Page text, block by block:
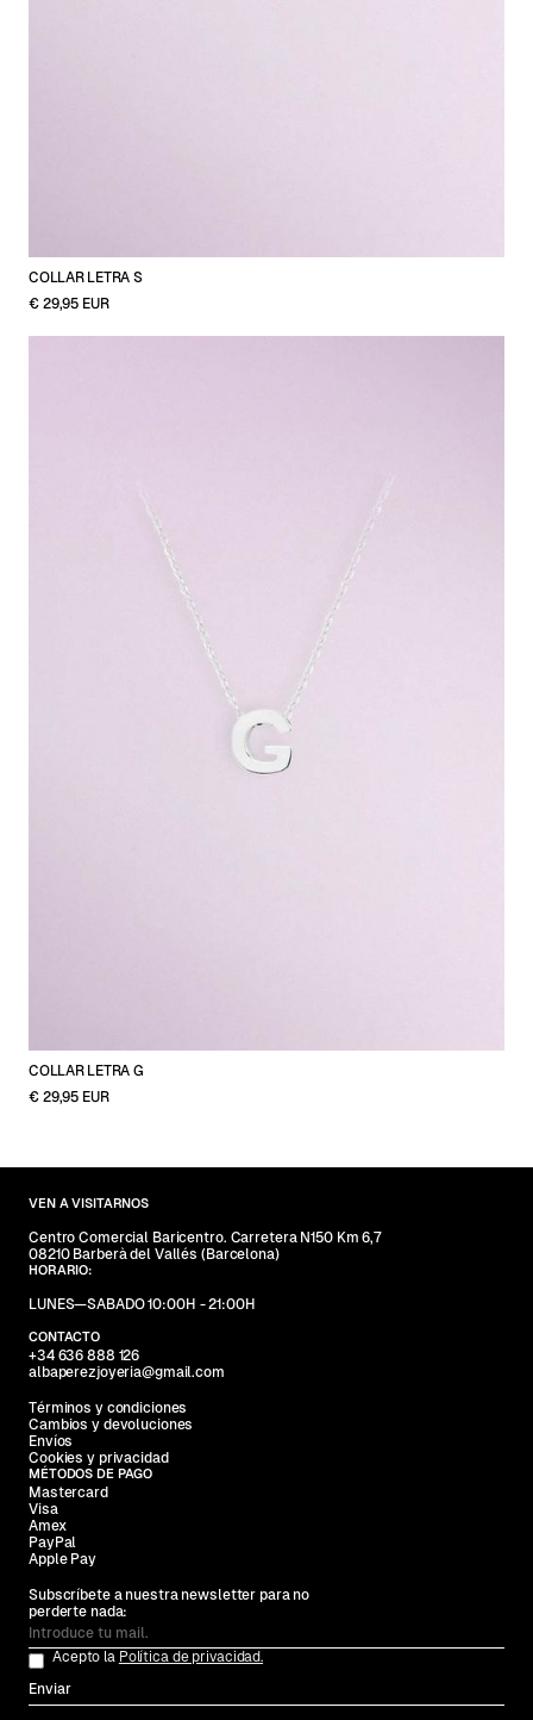
COLLAR LETRA S
€ 29,95 EUR
COLLAR LETRA G
€ 29,95 EUR
VEN A VISITARNOS
Centro Comercial Baricentro. Carretera N150 Km 6,7
08210 Barberà del Vallés (Barcelona)
HORARIO:
LUNES—SABADO 10:00H - 21:00H
CONTACTO
+34 636 888 126
albaperezjoyeria@gmail.com
Términos y condiciones
Cambios y devoluciones
Envíos
Cookies y privacidad
MÉTODOS DE PAGO
Mastercard
Visa
Amex
PayPal
Apple Pay
Subscríbete a nuestra newsletter para no
perderte nada:
Acepto la Política de privacidad.